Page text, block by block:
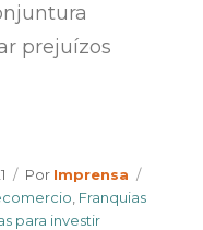
prejuízos
Por Author
Imprensa
Franquias
para investir